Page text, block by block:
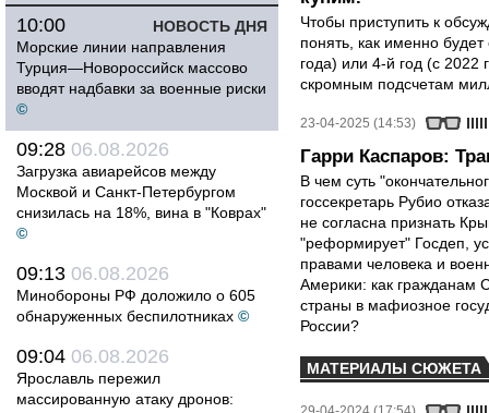
НОВОСТЬ ДНЯ
10:00
Морские линии направления
Турция—Новороссийск массово
вводят надбавки за военные риски
©
09:28 06.08.2026
Загрузка авиарейсов между
Москвой и Санкт-Петербургом
снизилась на 18%, вина в "Коврах"
©
09:13 06.08.2026
Минобороны РФ доложило о 605
обнаруженных беспилотниках ©
09:04 06.08.2026
Ярославль пережил
массированную атаку дронов:
Чтобы приступить к
понять, как именно
года) или 4-й год (с
скромным подсчетам
23-04-2025 (14:53)
Гарри Каспаров:
В чем суть
госсекретарь Рубио
не согласна признать
"реформирует" Госдеп,
правами человека и
Америки: как гражданам
страны в мафиозное
России?
МАТЕРИАЛЫ СЮЖЕТА